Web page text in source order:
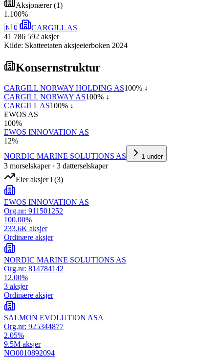
Aksjonærer(1)
1 .100%
🇳🇴
CARGILL AS
41 786 592 aksjer
Kilde: Skatteetaten aksjeeierboken 2024
Konsernstruktur
CARGILL NORWAY HOLDING AS100% ↓
CARGILL NORWAY AS100% ↓
CARGILL AS100% ↓
EWOS AS
100%
EWOS INNOVATION AS
12%
NORDIC MARINE SOLUTIONS AS
1 under
3 morselskaper· 3 datterselskaper
Eier aksjer i (3)
EWOS INNOVATION AS
Org.nr: 911501252
100.00%
233.6K aksjer
Ordinære aksjer
NORDIC MARINE SOLUTIONS AS
Org.nr: 814784142
12.00%
3 aksjer
Ordinære aksjer
SALMON EVOLUTION ASA
Org.nr: 925344877
2.05%
9.5M aksjer
NO0010892094